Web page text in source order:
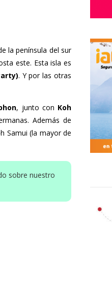
la península del sur
este. Esta isla es
. Y por las otras
, junto con Koh
Además de
Samui (la mayor de
sobre nuestro